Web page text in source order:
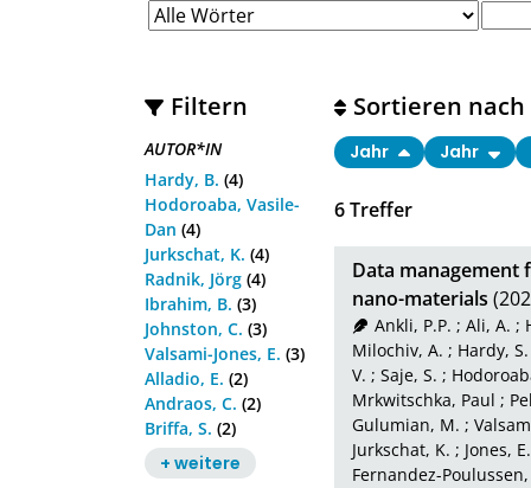
Filtern
AUTOR*IN
Hardy, B. (4)
Hodoroaba, Vasile-
Dan (4)
Jurkschat, K. (4)
Radnik, Jörg (4)
Ibrahim, B. (3)
Johnston, C. (3)
Valsami-Jones, E. (3)
Alladio, E. (2)
Andraos, C. (2)
Briffa, S. (2)
+ weitere
6Treffer
Sortieren nach
Jahr Jahr
Data management
nano-materials
Ankli, P.P. ; Ali, A. ;
Milochiv, A. ; Hardy, S.
V. ; Saje, S. ;
Mrkwitschka, Paul ;
Gulumian, M. ;
Jurkschat, K. ; Jones, E.
Fernandez-